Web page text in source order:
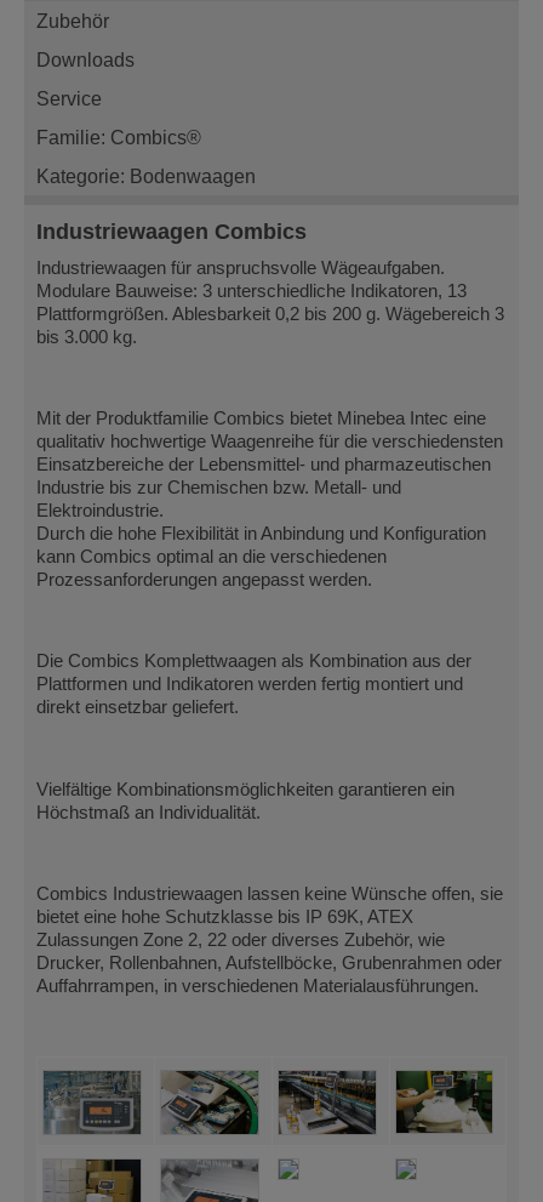
Zubehör
Downloads
Service
Familie: Combics®
Kategorie: Bodenwaagen
Industriewaagen Combics
Industriewaagen für anspruchsvolle Wägeaufgaben.
Modulare Bauweise: 3 unterschiedliche Indikatoren, 13
Plattformgrößen. Ablesbarkeit 0,2 bis 200 g. Wägebereich 3
bis 3.000 kg.
Mit der Produktfamilie Combics bietet Minebea Intec eine
qualitativ hochwertige Waagenreihe für die verschiedensten
Einsatzbereiche der Lebensmittel- und pharmazeutischen
Industrie bis zur Chemischen bzw. Metall- und
Elektroindustrie.
Durch die hohe Flexibilität in Anbindung und Konfiguration
kann Combics optimal an die verschiedenen
Prozessanforderungen angepasst werden.
Die Combics Komplettwaagen als Kombination aus der
Plattformen und Indikatoren werden fertig montiert und
direkt einsetzbar geliefert.
Vielfältige Kombinationsmöglichkeiten garantieren ein
Höchstmaß an Individualität.
Combics Industriewaagen lassen keine Wünsche offen, sie
bietet eine hohe Schutzklasse bis IP 69K, ATEX
Zulassungen Zone 2, 22 oder diverses Zubehör, wie
Drucker, Rollenbahnen, Aufstellböcke, Grubenrahmen oder
Auffahrrampen, in verschiedenen Materialausführungen.